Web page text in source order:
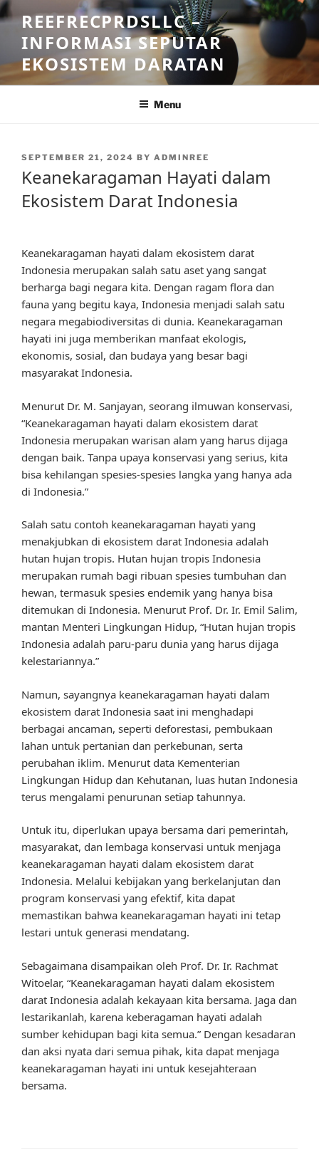
Skip
to
content
REEFRECPRDSLLC –
INFORMASI SEPUTAR
EKOSISTEM DARATAN
Menu
POSTED
SEPTEMBER 21, 2024 BY ADMINREE
Keanekaragaman Hayati dalam
Ekosistem Darat Indonesia
Keanekaragaman hayati dalam ekosistem darat
Indonesia merupakan salah satu aset yang sangat
berharga bagi negara kita. Dengan ragam flora dan
fauna yang begitu kaya, Indonesia menjadi salah satu
negara megabiodiversitas di dunia. Keanekaragaman
hayati ini juga memberikan manfaat ekologis,
ekonomis, sosial, dan budaya yang besar bagi
masyarakat Indonesia.
Menurut Dr. M. Sanjayan, seorang ilmuwan konservasi,
“Keanekaragaman hayati dalam ekosistem darat
Indonesia merupakan warisan alam yang harus dijaga
dengan baik. Tanpa upaya konservasi yang serius, kita
bisa kehilangan spesies-spesies langka yang hanya ada
di Indonesia.”
Salah satu contoh keanekaragaman hayati yang
menakjubkan di ekosistem darat Indonesia adalah
hutan hujan tropis. Hutan hujan tropis Indonesia
merupakan rumah bagi ribuan spesies tumbuhan dan
hewan, termasuk spesies endemik yang hanya bisa
ditemukan di Indonesia. Menurut Prof. Dr. Ir. Emil Salim,
mantan Menteri Lingkungan Hidup, “Hutan hujan tropis
Indonesia adalah paru-paru dunia yang harus dijaga
kelestariannya.”
Namun, sayangnya keanekaragaman hayati dalam
ekosistem darat Indonesia saat ini menghadapi
berbagai ancaman, seperti deforestasi, pembukaan
lahan untuk pertanian dan perkebunan, serta
perubahan iklim. Menurut data Kementerian
Lingkungan Hidup dan Kehutanan, luas hutan Indonesia
terus mengalami penurunan setiap tahunnya.
Untuk itu, diperlukan upaya bersama dari pemerintah,
masyarakat, dan lembaga konservasi untuk menjaga
keanekaragaman hayati dalam ekosistem darat
Indonesia. Melalui kebijakan yang berkelanjutan dan
program konservasi yang efektif, kita dapat
memastikan bahwa keanekaragaman hayati ini tetap
lestari untuk generasi mendatang.
Sebagaimana disampaikan oleh Prof. Dr. Ir. Rachmat
Witoelar, “Keanekaragaman hayati dalam ekosistem
darat Indonesia adalah kekayaan kita bersama. Jaga dan
lestarikanlah, karena keberagaman hayati adalah
sumber kehidupan bagi kita semua.” Dengan kesadaran
dan aksi nyata dari semua pihak, kita dapat menjaga
keanekaragaman hayati ini untuk kesejahteraan
bersama.